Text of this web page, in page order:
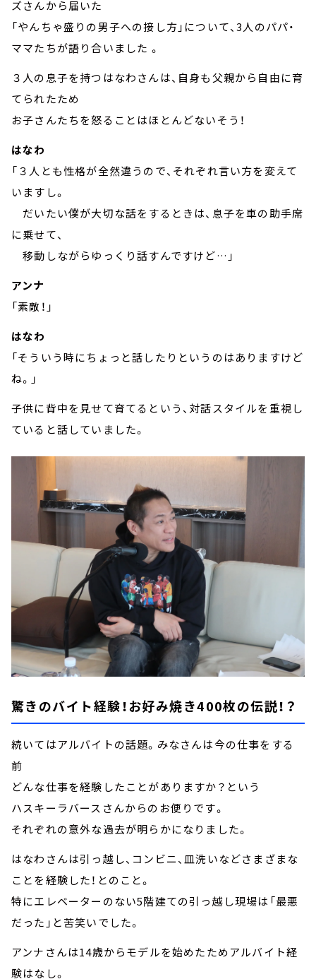
ズさんから届いた
「やんちゃ盛りの男子への接し方」について、3人のパパ・
ママたちが語り合いました 。
３人の息子を持つはなわさんは、自身も父親から自由に育
てられたため
お子さんたちを怒ることはほとんどないそう！
はなわ
「３人とも性格が全然違うので、それぞれ言い方を変えて
いますし。
だいたい僕が大切な話をするときは、息子を車の助手席
に乗せて、
移動しながらゆっくり話すんですけど…」
アンナ
「素敵！」
はなわ
「そういう時にちょっと話したりというのはありますけど
ね。」
子供に背中を見せて育てるという、対話スタイルを重視し
ていると話していました。
驚きのバイト経験！お好み焼き400枚の伝説！？
続いてはアルバイトの話題。みなさんは今の仕事をする
前
どんな仕事を経験したことがありますか？という
ハスキーラバースさんからのお便りです。
それぞれの意外な過去が明らかになりました。
はなわさんは引っ越し、コンビニ、皿洗いなどさまざまな
ことを経験した！とのこと。
特にエレベーターのない5階建ての引っ越し現場は「最悪
だった」と苦笑いでした。
アンナさんは14歳からモデルを始めたためアルバイト経
験はなし。